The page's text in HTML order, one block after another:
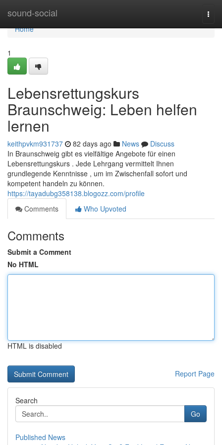
sound-social
Home
Home
1
Lebensrettungskurs
Braunschweig: Leben helfen
lernen
keithpvkm931737 82 days ago News
Discuss
In Braunschweig gibt es vielfältige Angebote für einen
Lebensrettungskurs . Jede Lehrgang vermittelt Ihnen
grundlegende Kenntnisse , um im Zwischenfall sofort und
kompetent handeln zu können.
https://tayadubg358138.blogozz.com/profile
Comments
Who Upvoted
Comments
Submit a Comment
No HTML
HTML is disabled
Report Page
Search
Go
Published News